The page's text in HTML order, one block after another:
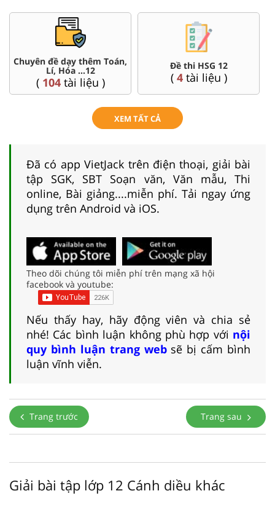
Chuyên đề dạy thêm Toán,
Lí, Hóa ...12
( 104tài liệu )
Đề thi HSG 12
( 4tài liệu )
XEM TẤT CẢ
Đã có app VietJack trên điện thoại, giải bài
tập SGK, SBT Soạn văn, Văn mẫu, Thi
online, Bài giảng....miễn phí. Tải ngay ứng
dụng trên Android và iOS.
Theo dõi chúng tôi miễn phí trên mạng xã hội
facebook và youtube:
Nếu thấy hay, hãy động viên và chia sẻ
nhé! Các bình luận không phù hợp với nội
quy bình luận trang websẽ bị cấm bình
luận vĩnh viễn.
Trang trước Trang sau
Giải bài tập lớp 12 Cánh diều khác